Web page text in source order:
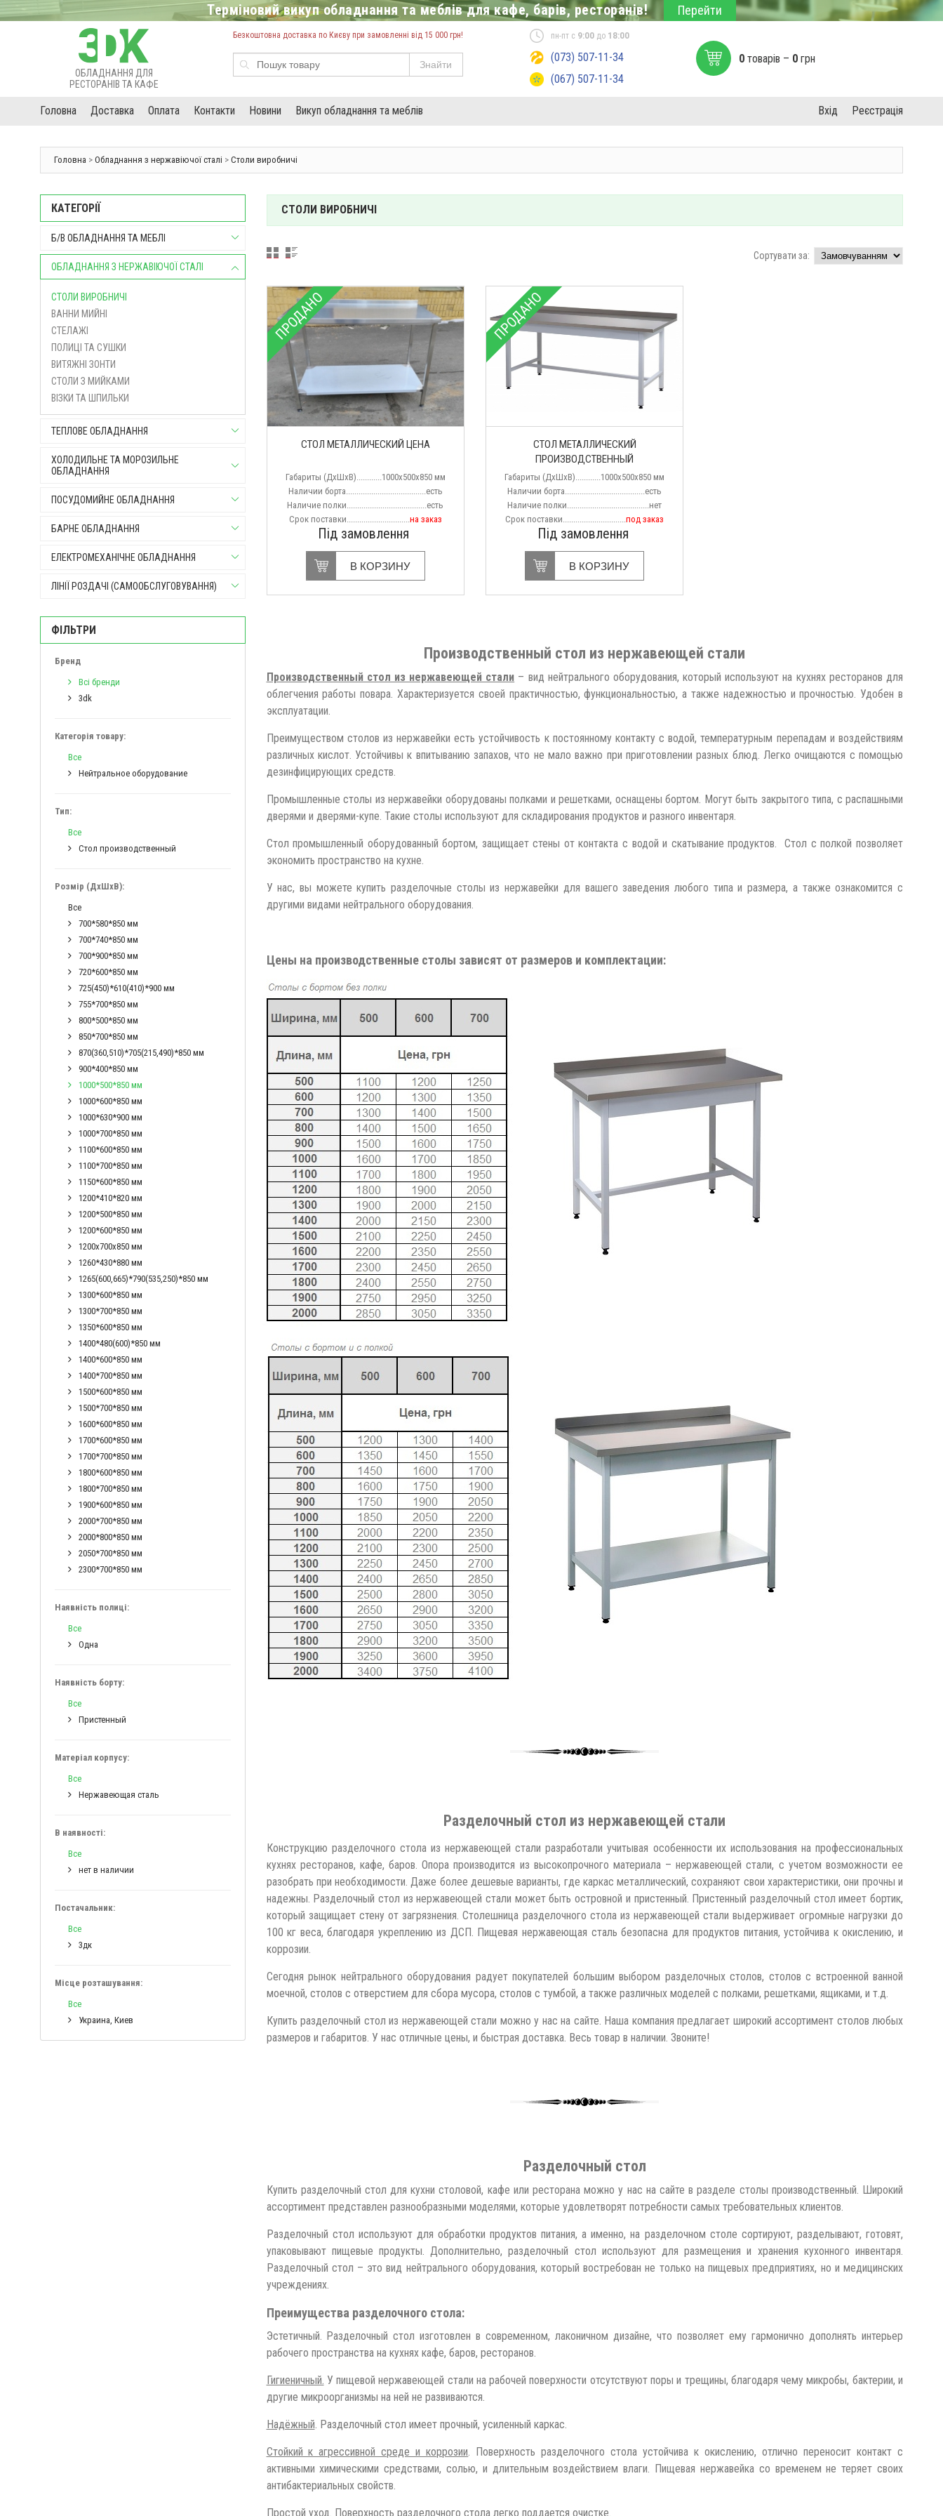
Терміновий викуп обладнання та меблів для кафе, барів, ресторанів! Перейти
ОБЛАДНАННЯ ДЛЯ
РЕСТОРАНІВ ТА КАФЕ
Безкоштовна доставка по Києву при замовленні від 15 000 грн!
Знайти
пн-пт с 9:00 до 18:00
(073) 507-11-34
(067) 507-11-34
0 товарів – 0 грн
Головна Доставка Оплата Контакти Новини Викуп обладнання та меблів Реєстрація
Вхід
Головна > Обладнання з нержавіючої сталі > Столи виробничі
СТОЛИ ВИРОБНИЧІ
Сортувати за:
ПРОДАНО
СТОЛ МЕТАЛЛИЧЕСКИЙ ЦЕНА
Габариты (ДхШхВ)............1000x500x850 мм
Наличии борта......................................есть
Наличие полки......................................есть
Срок поставки..............................на заказ
Під замовлення
В КОРЗИНУ
ПРОДАНО
СТОЛ МЕТАЛЛИЧЕСКИЙ
ПРОИЗВОДСТВЕННЫЙ
Габариты (ДхШхВ)............1000x500x850 мм
Наличии борта......................................есть
Наличие полки.......................................нет
Срок поставки..............................под заказ
Під замовлення
В КОРЗИНУ
Производственный стол из нержавеющей стали
Производственный стол из нержавеющей стали – вид нейтрального оборудования, который используют на кухнях ресторанов для
облегчения работы повара. Характеризуется своей практичностью, функциональностью, а также надежностью и прочностью. Удобен в
эксплуатации.
Преимуществом столов из нержавейки есть устойчивость к постоянному контакту с водой, температурным перепадам и воздействиям
различных кислот. Устойчивы к впитыванию запахов, что не мало важно при приготовлении разных блюд. Легко очищаются с помощью
дезинфицирующих средств.
Промышленные столы из нержавейки оборудованы полками и решетками, оснащены бортом. Могут быть закрытого типа, с распашными
дверями и дверями-купе. Такие столы используют для складирования продуктов и разного инвентаря.
Стол промышленный оборудованный бортом, защищает стены от контакта с водой и скатывание продуктов. Стол с полкой позволяет
экономить пространство на кухне.
У нас, вы можете купить разделочные столы из нержавейки для вашего заведения любого типа и размера, а также ознакомится с
другими видами нейтрального оборудования.
Цены на производственные столы зависят от размеров и комплектации:
Разделочный стол из нержавеющей стали
Конструкцию разделочного стола из нержавеющей стали разработали учитывая особенности их использования на профессиональных
кухнях ресторанов, кафе, баров. Опора производится из высокопрочного материала – нержавеющей стали, с учетом возможности ее
разобрать при необходимости. Даже более дешевые варианты, где каркас металлический, сохраняют свои характеристики, они прочны и
надежны. Разделочный стол из нержавеющей стали может быть островной и пристенный. Пристенный разделочный стол имеет бортик,
который защищает стену от загрязнения. Столешница разделочного стола из нержавеющей стали выдерживает огромные нагрузки до
100 кг веса, благодаря укреплению из ДСП. Пищевая нержавеющая сталь безопасна для продуктов питания, устойчива к окислению, и
коррозии.
Сегодня рынок нейтрального оборудования радует покупателей большим выбором разделочных столов, столов с встроенной ванной
моечной, столов с отверстием для сбора мусора, столов с тумбой, а также различных моделей с полками, решетками, ящиками, и т.д.
Купить разделочный стол из нержавеющей стали можно у нас на сайте. Наша компания предлагает широкий ассортимент столов любых
размеров и габаритов. У нас отличные цены, и быстрая доставка. Весь товар в наличии. Звоните!
Разделочный стол
Купить разделочный стол для кухни столовой, кафе или ресторана можно у нас на сайте в разделе столы производственный. Широкий
ассортимент представлен разнообразными моделями, которые удовлетворят потребности самых требовательных клиентов.
Разделочный стол используют для обработки продуктов питания, а именно, на разделочном столе сортируют, разделывают, готовят,
упаковывают пищевые продукты. Дополнительно, разделочный стол используют для размещения и хранения кухонного инвентаря.
Разделочный стол – это вид нейтрального оборудования, который востребован не только на пищевых предприятиях, но и медицинских
учреждениях.
Преимущества разделочного стола:
Эстетичный. Разделочный стол изготовлен в современном, лаконичном дизайне, что позволяет ему гармонично дополнять интерьер
рабочего пространства на кухнях кафе, баров, ресторанов.
Гигиеничный. У пищевой нержавеющей стали на рабочей поверхности отсутствуют поры и трещины, благодаря чему микробы, бактерии, и
другие микроорганизмы на ней не развиваются.
Надёжный. Разделочный стол имеет прочный, усиленный каркас.
Стойкий к агрессивной среде и коррозии. Поверхность разделочного стола устойчива к окислению, отлично переносит контакт с
активными химическими средствами, солью, и длительным воздействием влаги. Пищевая нержавейка со временем не теряет своих
антибактериальных свойств.
Простой уход . Поверхность разделочного стола легко поддается очистке.
КАТЕГОРІЇ
Б/В ОБЛАДНАННЯ ТА МЕБЛІ
ОБЛАДНАННЯ З НЕРЖАВІЮЧОЇ СТАЛІ
СТОЛИ ВИРОБНИЧІ
ВАННИ МИЙНІ
СТЕЛАЖІ
ПОЛИЦІ ТА СУШКИ
ВИТЯЖНІ ЗОНТИ
СТОЛИ З МИЙКАМИ
ВІЗКИ ТА ШПИЛЬКИ
ТЕПЛОВЕ ОБЛАДНАННЯ
ХОЛОДИЛЬНЕ ТА МОРОЗИЛЬНЕ
ОБЛАДНАННЯ
ПОСУДОМИЙНЕ ОБЛАДНАННЯ
БАРНЕ ОБЛАДНАННЯ
ЕЛЕКТРОМЕХАНІЧНЕ ОБЛАДНАННЯ
ЛІНІЇ РОЗДАЧІ (САМООБСЛУГОВУВАННЯ)
ФІЛЬТРИ
Бренд
Всі бренди
3dk
Категорія товару:
Все
Нейтральное оборудование
Тип:
Все
Стол производственный
Розмір (ДхШхВ):
Все
700*580*850 мм
700*740*850 мм
700*900*850 мм
720*600*850 мм
725(450)*610(410)*900 мм
755*700*850 мм
800*500*850 мм
850*700*850 мм
870(360,510)*705(215,490)*850 мм
900*400*850 мм
1000*500*850 мм
1000*600*850 мм
1000*630*900 мм
1000*700*850 мм
1100*600*850 мм
1100*700*850 мм
1150*600*850 мм
1200*410*820 мм
1200*500*850 мм
1200*600*850 мм
1200x700x850 мм
1260*430*880 мм
1265(600,665)*790(535,250)*850 мм
1300*600*850 мм
1300*700*850 мм
1350*600*850 мм
1400*480(600)*850 мм
1400*600*850 мм
1400*700*850 мм
1500*600*850 мм
1500*700*850 мм
1600*600*850 мм
1700*600*850 мм
1700*700*850 мм
1800*600*850 мм
1800*700*850 мм
1900*600*850 мм
2000*700*850 мм
2000*800*850 мм
2050*700*850 мм
2300*700*850 мм
Наявність полиці:
Все
Одна
Наявність борту:
Все
Пристенный
Матеріал корпусу:
Все
Нержавеющая сталь
В наявності:
Все
нет в наличии
Постачальник:
Все
3дк
Місце розташування:
Все
Украина, Киев